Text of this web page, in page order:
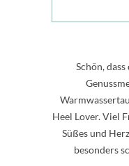
Schön,
Heel Lover. Viel
Süßes und
besonders